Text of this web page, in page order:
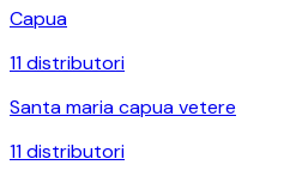
Capua
11distributori
Santa maria capua vetere
11distributori